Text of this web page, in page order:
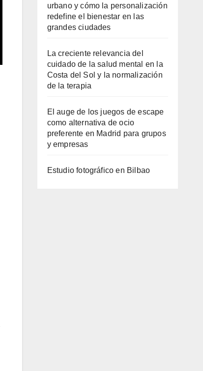
urbano y cómo la personalización
redefine el bienestar en las
grandes ciudades
La creciente relevancia del
cuidado de la salud mental en la
Costa del Sol y la normalización
de la terapia
El auge de los juegos de escape
como alternativa de ocio
preferente en Madrid para grupos
y empresas
Estudio fotográfico en Bilbao